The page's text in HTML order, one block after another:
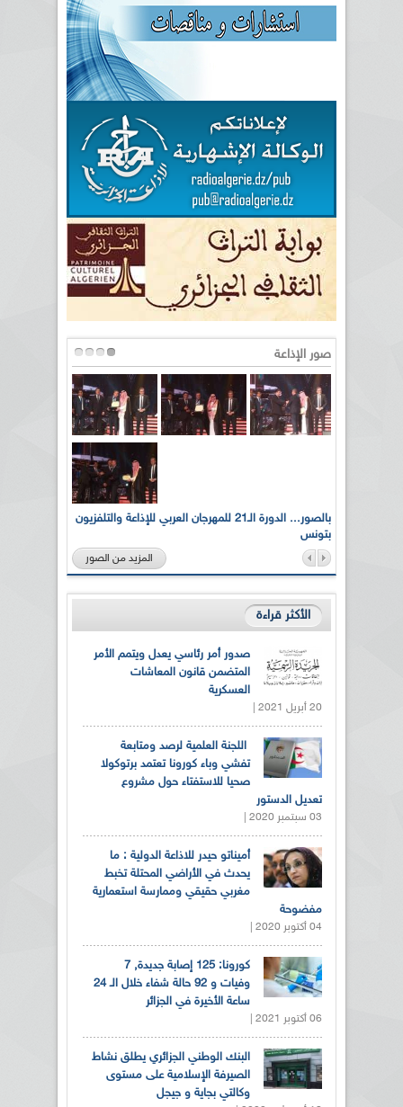
صور الإذاعة
بالصور... الدورة الـ21 للمهرجان العربي للإذاعة والتلفزيون
بتونس
المزيد من الصور
الأكثر قراءة
صدور أمر رئاسي يعدل ويتمم الأمر
المتضمن قانون المعاشات
العسكرية
20 أبريل 2021 |
اللجنة العلمية لرصد ومتابعة
تفشي وباء كورونا تعتمد برتوكولا
صحيا للاستفتاء حول مشروع
تعديل الدستور
03 سبتمبر 2020 |
أميناتو حيدر للاذاعة الدولية : ما
يحدث في الأراضي المحتلة تخبط
مغربي حقيقي وممارسة استعمارية
مفضوحة
04 أكتوبر 2020 |
كورونا: 125 إصابة جديدة, 7
وفيات و 92 حالة شفاء خلال الـ 24
ساعة الأخيرة في الجزائر
06 أكتوبر 2021 |
البنك الوطني الجزائري يطلق نشاط
الصيرفة الإسلامية على مستوى
وكالتي بجاية و جيجل